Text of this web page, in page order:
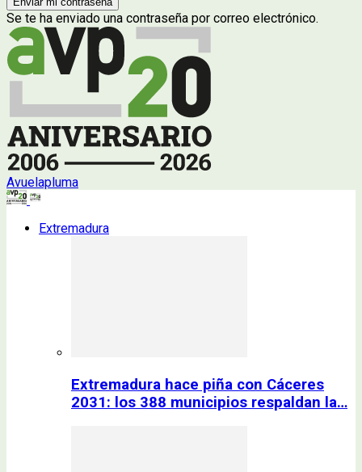
Se te ha enviado una contraseña por correo electrónico.
Avuelapluma
Extremadura
Extremadura hace piña con Cáceres
2031: los 388 municipios respaldan la…